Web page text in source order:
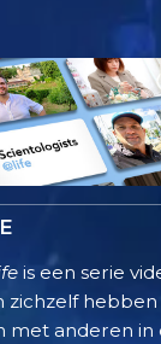
is een serie
zichzelf
met anderen in